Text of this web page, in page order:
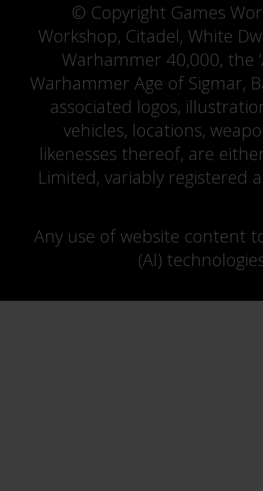
© Copyright Games
Workshop, Citadel, White
Warhammer 40,000, the
Warhammer Age of Sigmar,
associated logos,
vehicles, locations,
likenesses thereof, are
Limited, variably registered
Any use of website content
(AI)